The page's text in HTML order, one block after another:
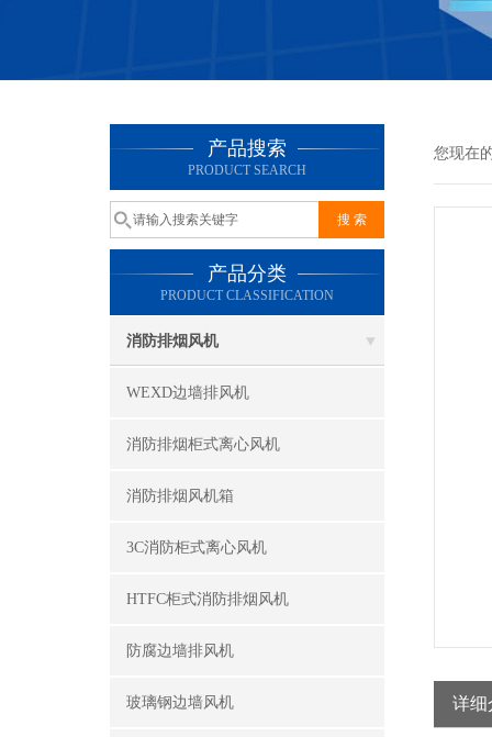
产品搜索
PRODUCT SEARCH
产品分类
PRODUCT CLASSIFICATION
消防排烟风机
WEXD边墙排风机
消防排烟柜式离心风机
消防排烟风机箱
3C消防柜式离心风机
HTFC柜式消防排烟风机
防腐边墙排风机
玻璃钢边墙风机
您现在
详细